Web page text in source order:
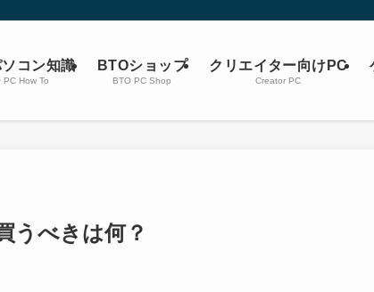
コン知識
PC How To
BTOショップ
BTO PC Shop
クリエイター向けPC
Creator PC
うべきは何？